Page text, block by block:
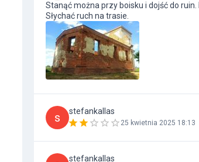
Stanąć można przy boisku i dojść do
Słychać ruch na trasie.
s stefankallas
25 kwietnia 2025 18:13
stefankallas